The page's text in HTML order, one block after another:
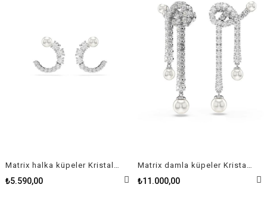
Matrix halka küpeler Kristal inci, Yuvarlak kesim, Beyaz, Rodyum kaplama
₺5.590,00
Matrix damla küpeler Kristal inci, Yuvarlak kesim, Beyaz, Rodyum kaplama
₺11.000,00